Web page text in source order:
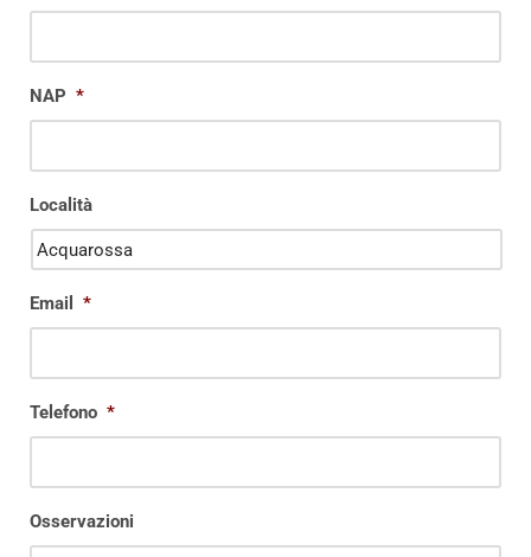
NAP *
Località
Email *
Telefono *
Osservazioni